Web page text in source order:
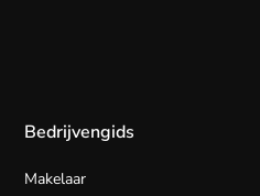
Bedrijvengids
Makelaar